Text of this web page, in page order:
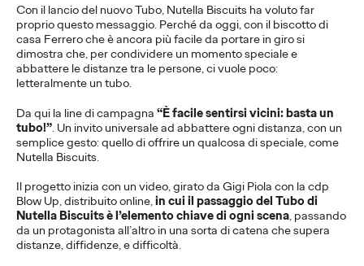
Con il lancio del nuovo Tubo, Nutella Biscuits ha voluto far
proprio questo messaggio. Perché da oggi, con il biscotto di
casa Ferrero che è ancora più facile da portare in giro si
dimostra che, per condividere un momento speciale e
abbattere le distanze tra le persone, ci vuole poco:
letteralmente un tubo.
Da qui la line di campagna “È facile sentirsi vicini: basta un
tubo!”. Un invito universale ad abbattere ogni distanza, con un
semplice gesto: quello di offrire un qualcosa di speciale, come
Nutella Biscuits.
Il progetto inizia con un video, girato da Gigi Piola con la cdp
Blow Up, distribuito online,in cui il passaggio del Tubo di
Nutella Biscuits è l’elemento chiave di ogni scena, passando
da un protagonista all’altro in una sorta di catena che supera
distanze, diffidenze, e difficoltà.
Six key opportunities that the met averse could facilitate that
are important for brands to know.
More→
PRESS
“Prototype the Future”
- Milano Design Week
2021